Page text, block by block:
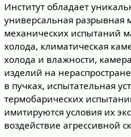
Институт обладает
универсальная
механических испытаний
холода, климатическая
холода и влажности,
изделий на
в пучках, испытательная
термобарических
имитируются условия их
воздействие агрессивной